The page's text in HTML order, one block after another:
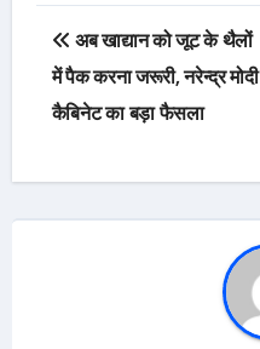
Post
navigation
अब खाद्यान को जूट के थैलों
में पैक करना जरूरी, नरेन्द्र मोदी
कैबिनेट का बड़ा फैसला